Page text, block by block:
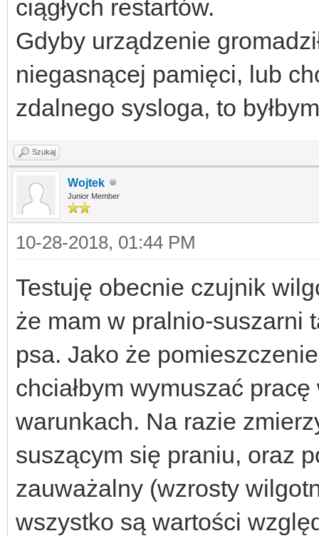
ciągłych restartów.
Gdyby urządzenie
niegasnącej pamięci, lub
zdalnego sysloga, to
Szukaj
Wojtek
Junior Member
10-28-2018, 01:44 PM
Testuję obecnie czujnik
że mam w pralnio-suszarni
psa. Jako że
chciałbym wymuszać
warunkach. Na razie
suszącym się praniu, oraz
zauważalny (wzrosty
wszystko są wartości